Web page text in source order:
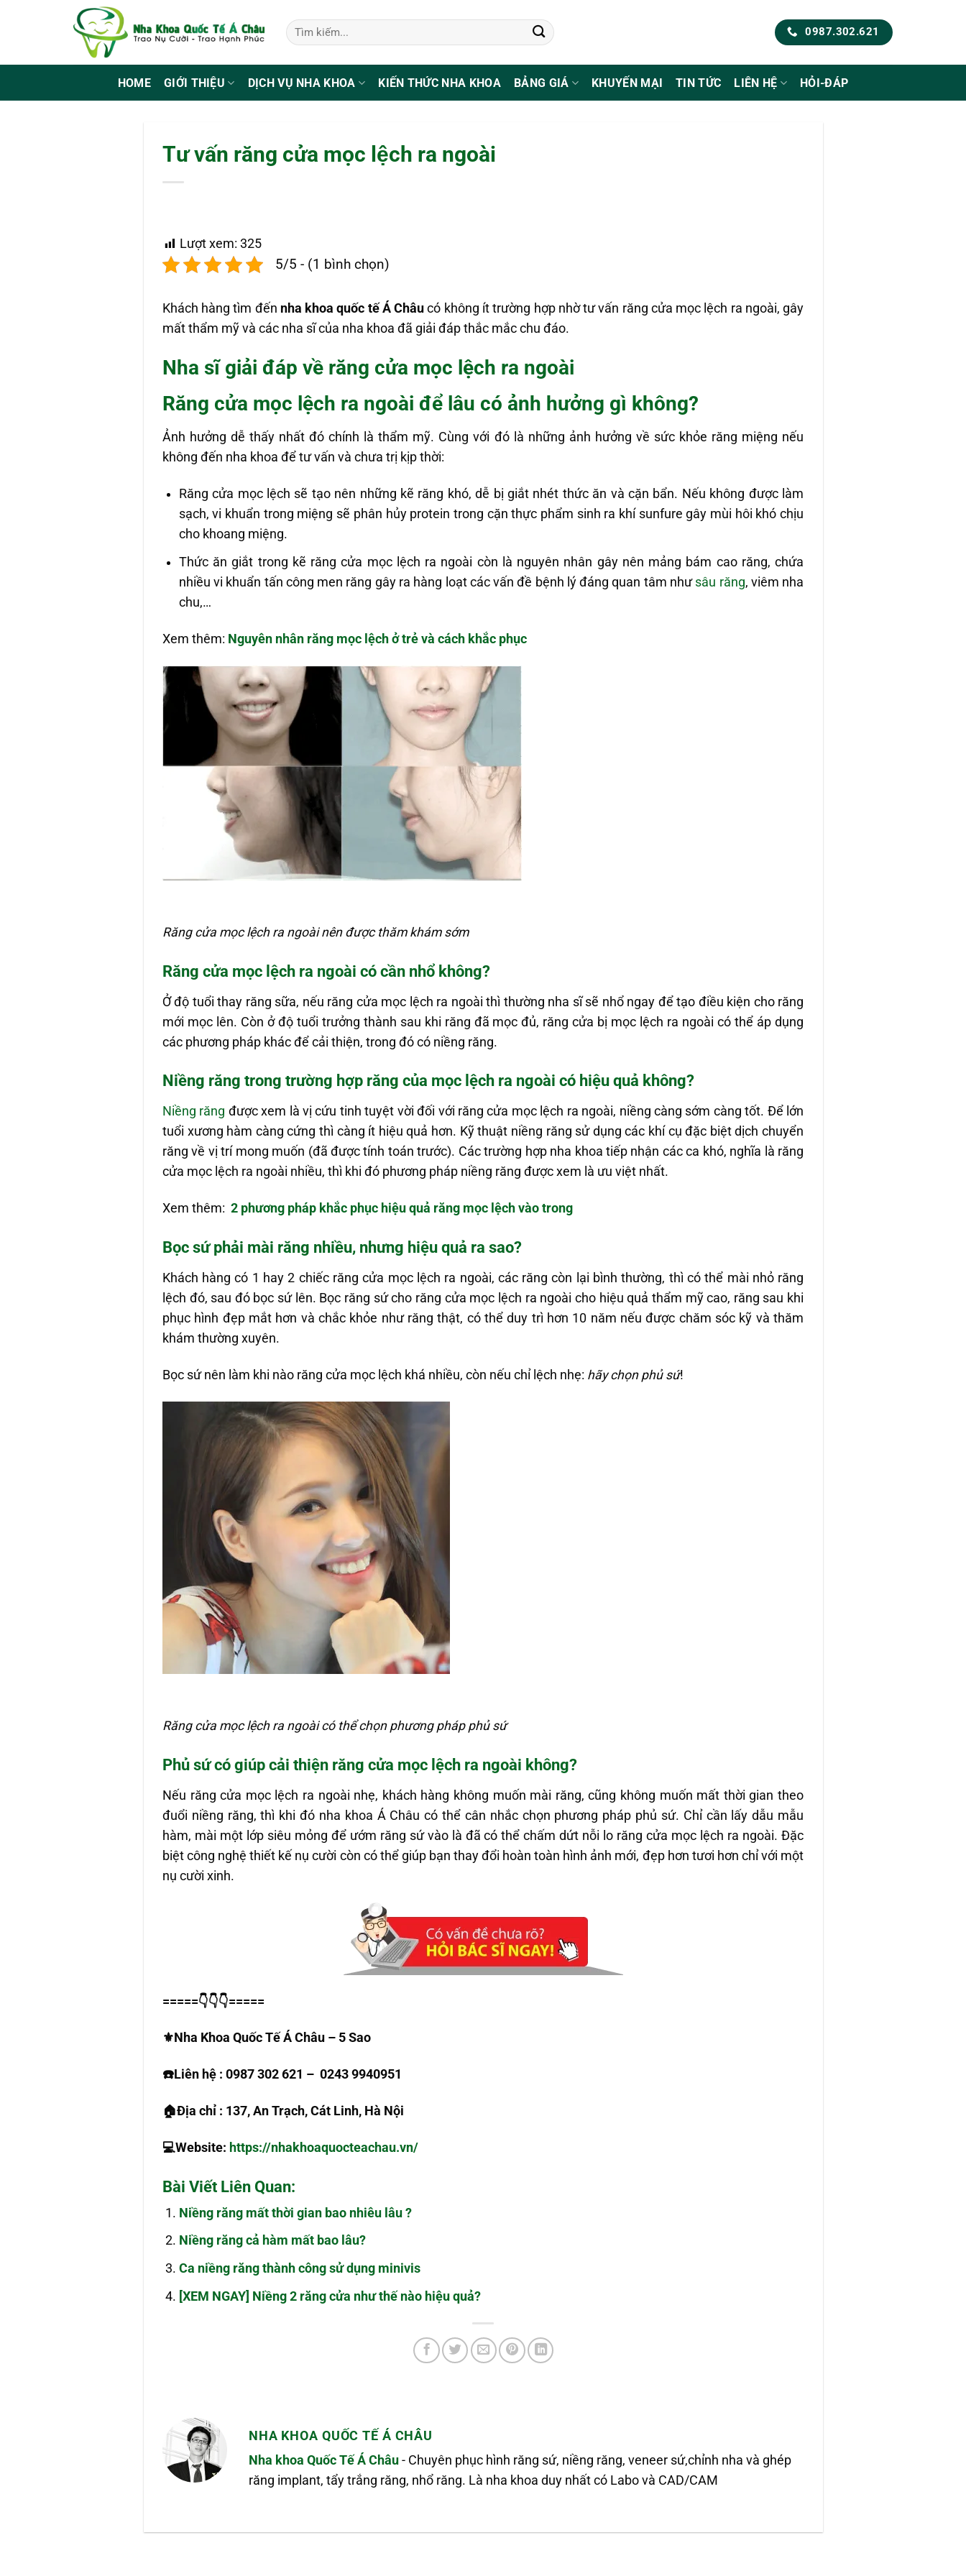
0987.302.621
HOME GIỚI THIỆU DỊCH VỤ NHA KHOA KIẾN THỨC NHA KHOA BẢNG GIÁ KHUYẾN MẠI TIN TỨC LIÊN HỆ HỎI-ĐÁP
Tư vấn răng cửa mọc lệch ra ngoài
Lượt xem: 325
5/5 - (1 bình chọn)
Khách hàng tìm đến nha khoa quốc tế Á Châu có không ít trường hợp nhờ tư vấn răng cửa mọc lệch ra ngoài, gây
mất thẩm mỹ và các nha sĩ của nha khoa đã giải đáp thắc mắc chu đáo.
Nha sĩ giải đáp về răng cửa mọc lệch ra ngoài
Răng cửa mọc lệch ra ngoài để lâu có ảnh hưởng gì không?
Ảnh hưởng dễ thấy nhất đó chính là thẩm mỹ. Cùng với đó là những ảnh hưởng về sức khỏe răng miệng nếu
không đến nha khoa để tư vấn và chưa trị kịp thời:
Răng cửa mọc lệch sẽ tạo nên những kẽ răng khó, dễ bị giắt nhét thức ăn và cặn bẩn. Nếu không được làm
sạch, vi khuẩn trong miệng sẽ phân hủy protein trong cặn thực phẩm sinh ra khí sunfure gây mùi hôi khó chịu
cho khoang miệng.
Thức ăn giắt trong kẽ răng cửa mọc lệch ra ngoài còn là nguyên nhân gây nên mảng bám cao răng, chứa
nhiều vi khuẩn tấn công men răng gây ra hàng loạt các vấn đề bệnh lý đáng quan tâm như sâu răng, viêm nha
chu,…
Xem thêm: Nguyên nhân răng mọc lệch ở trẻ và cách khắc phục
Răng cửa mọc lệch ra ngoài nên được thăm khám sớm
Răng cửa mọc lệch ra ngoài có cần nhổ không?
Ở độ tuổi thay răng sữa, nếu răng cửa mọc lệch ra ngoài thì thường nha sĩ sẽ nhổ ngay để tạo điều kiện cho răng
mới mọc lên. Còn ở độ tuổi trưởng thành sau khi răng đã mọc đủ, răng cửa bị mọc lệch ra ngoài có thể áp dụng
các phương pháp khác để cải thiện, trong đó có niềng răng.
Niềng răng trong trường hợp răng của mọc lệch ra ngoài có hiệu quả không?
Niềng răng được xem là vị cứu tinh tuyệt vời đối với răng cửa mọc lệch ra ngoài, niềng càng sớm càng tốt. Để lớn
tuổi xương hàm càng cứng thì càng ít hiệu quả hơn. Kỹ thuật niềng răng sử dụng các khí cụ đặc biệt dịch chuyển
răng về vị trí mong muốn (đã được tính toán trước). Các trường hợp nha khoa tiếp nhận các ca khó, nghĩa là răng
cửa mọc lệch ra ngoài nhiều, thì khi đó phương pháp niềng răng được xem là ưu việt nhất.
Xem thêm: 2 phương pháp khắc phục hiệu quả răng mọc lệch vào trong
Bọc sứ phải mài răng nhiều, nhưng hiệu quả ra sao?
Khách hàng có 1 hay 2 chiếc răng cửa mọc lệch ra ngoài, các răng còn lại bình thường, thì có thể mài nhỏ răng
lệch đó, sau đó bọc sứ lên. Bọc răng sứ cho răng cửa mọc lệch ra ngoài cho hiệu quả thẩm mỹ cao, răng sau khi
phục hình đẹp mắt hơn và chắc khỏe như răng thật, có thể duy trì hơn 10 năm nếu được chăm sóc kỹ và thăm
khám thường xuyên.
Bọc sứ nên làm khi nào răng cửa mọc lệch khá nhiều, còn nếu chỉ lệch nhẹ: hãy chọn phủ sứ!
Răng cửa mọc lệch ra ngoài có thể chọn phương pháp phủ sứ
Phủ sứ có giúp cải thiện răng cửa mọc lệch ra ngoài không?
Nếu răng cửa mọc lệch ra ngoài nhẹ, khách hàng không muốn mài răng, cũng không muốn mất thời gian theo
đuổi niềng răng, thì khi đó nha khoa Á Châu có thể cân nhắc chọn phương pháp phủ sứ. Chỉ cần lấy dẫu mẫu
hàm, mài một lớp siêu mỏng để ướm răng sứ vào là đã có thể chấm dứt nỗi lo răng cửa mọc lệch ra ngoài. Đặc
biệt công nghệ thiết kế nụ cười còn có thể giúp bạn thay đổi hoàn toàn hình ảnh mới, đẹp hơn tươi hơn chỉ với một
nụ cười xinh.
=====👇👇👇=====
⚜ ️Nha Khoa Quốc Tế Á Châu – 5 Sao
☎️Liên hệ : 0987 302 621 – 0243 9940951
🏠Địa chỉ : 137, An Trạch, Cát Linh, Hà Nội
💻Website: https://nhakhoaquocteachau.vn/
Bài Viết Liên Quan:
Niềng răng mất thời gian bao nhiêu lâu ?
Niềng răng cả hàm mất bao lâu?
Ca niềng răng thành công sử dụng minivis
[XEM NGAY] Niềng 2 răng cửa như thế nào hiệu quả?
NHA KHOA QUỐC TẾ Á CHÂU
Nha khoa Quốc Tế Á Châu- Chuyên phục hình răng sứ, niềng răng, veneer sứ,chỉnh nha và ghép
răng implant, tẩy trắng răng, nhổ răng. Là nha khoa duy nhất có Labo và CAD/CAM